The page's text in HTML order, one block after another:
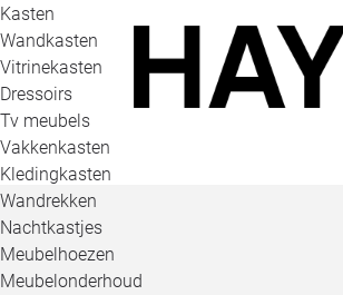
Kasten
Wandkasten
Vitrinekasten
Dressoirs
Tv meubels
Vakkenkasten
Kledingkasten
Wandrekken
Nachtkastjes
Meubelhoezen
Meubelonderhoud